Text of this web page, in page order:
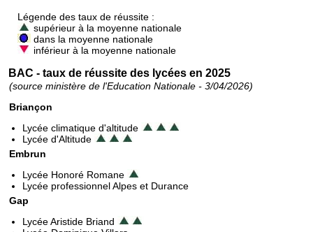
Légende des taux de réussite :
supérieur à la moyenne nationale
dans la moyenne nationale
inférieur à la moyenne nationale
BAC - taux de réussite des lycées en 2025
(source ministère de l'Education Nationale - 3/04/2026)
Briançon
Lycée climatique d'altitude
Lycée d'Altitude
Embrun
Lycée Honoré Romane
Lycée professionnel Alpes et Durance
Gap
Lycée Aristide Briand